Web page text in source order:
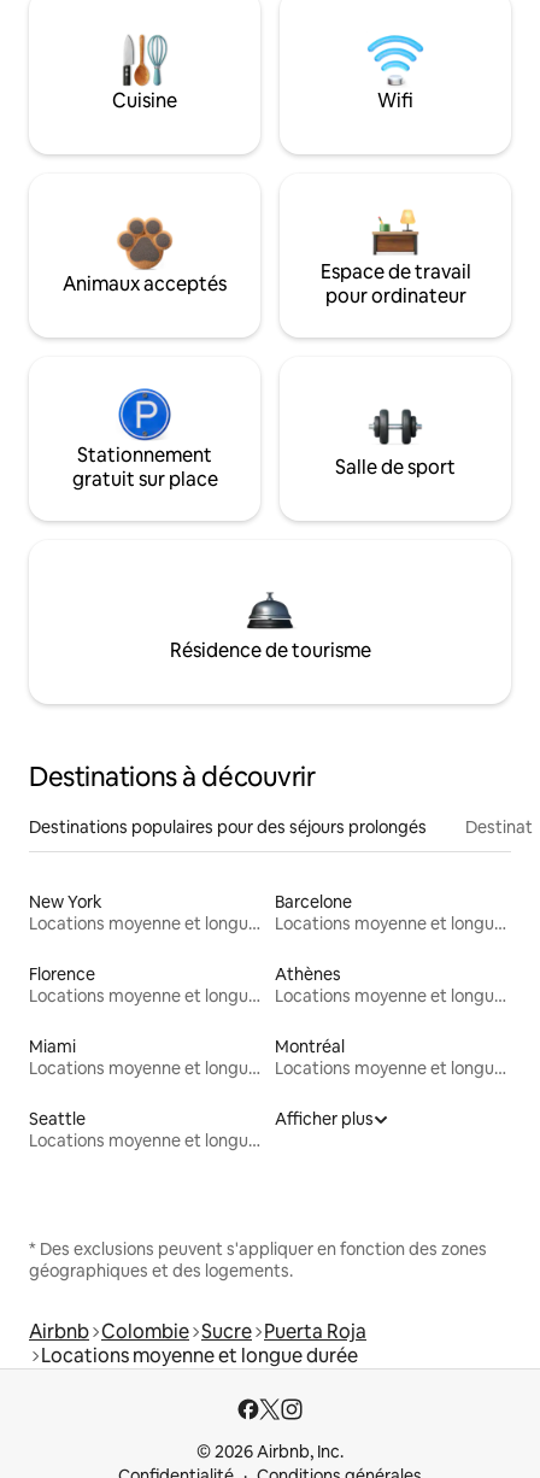
Cuisine Wifi
Animaux acceptés
Espace de travail
pour ordinateur
Stationnement
gratuit sur place
Salle de sport
Résidence de tourisme
Destinations à découvrir
Destinations populaires pour des séjours prolongés
New York
Locations moyenne et longue durée
Barcelone
Locations moyenne et longue durée
Florence
Locations moyenne et longue durée
Athènes
Locations moyenne et longue durée
Miami
Locations moyenne et longue durée
Montréal
Locations moyenne et longue durée
Seattle
Locations moyenne et longue durée
Afficher plus
* Des exclusions peuvent s'appliquer en fonction des zones
géographiques et des logements.
Airbnb Colombie Sucre Puerta Roja
Locations moyenne et longue durée
© 2026 Airbnb, Inc.